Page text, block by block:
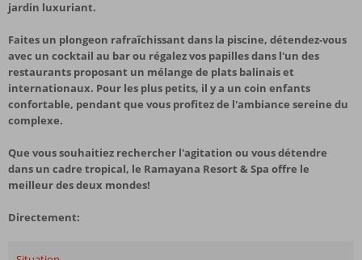
jardin luxuriant.
Faites un plongeon rafraîchissant dans la piscine, détendez-vous
avec un cocktail au bar ou régalez vos papilles dans l'un des
restaurants proposant un mélange de plats balinais et
internationaux. Pour les plus petits, il y a un coin enfants
confortable, pendant que vous profitez de l'ambiance sereine du
complexe.
Que vous souhaitiez rechercher l'agitation ou vous détendre
dans un cadre tropical, le Ramayana Resort & Spa offre le
meilleur des deux mondes!
Directement: